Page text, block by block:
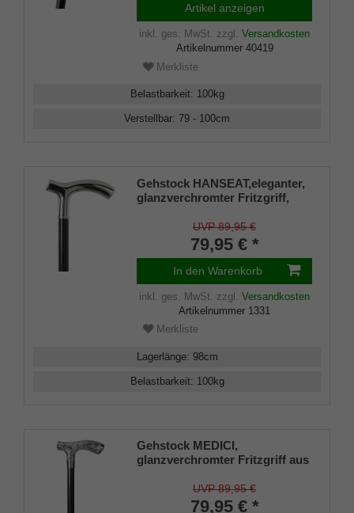
Artikel anzeigen
inkl. ges. MwSt. zzgl. Versandkosten
Artikelnummer 40419
Merkliste
Belastbarkeit: 100kg
Verstellbar: 79 - 100cm
Gehstock HANSEAT,eleganter,
glanzverchromter Fritzgriff,
schwarz lackiertem
Buchenholz, inklusiv
Schlankpuffer.
UVP 89,95 €
79,95 € *
In den Warenkorb
inkl. ges. MwSt. zzgl. Versandkosten
Artikelnummer 1331
Merkliste
Lagerlänge: 98cm
Belastbarkeit: 100kg
Gehstock MEDICI,
glanzverchromter Fritzgriff aus
Buchenholzstock,100cm.
UVP 89,95 €
79,95 € *